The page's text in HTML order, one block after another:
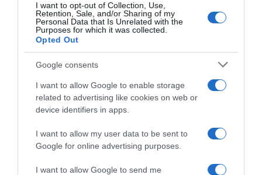
I want to opt-out of Collection, Use,
Retention, Sale, and/or Sharing of my
Personal Data that Is Unrelated with the
Purposes for which it was collected.
Opted Out
Google consents
I want to allow Google to enable storage
related to advertising like cookies on web or
device identifiers in apps.
I want to allow my user data to be sent to
Google for online advertising purposes.
I want to allow Google to send me
LIFESTYLE
Ο Κωνσταντίνος Βασάλος αποκάλυψε πότε
ήρθε τελευταία φορά σε ερωτική επαφή και
αν θα επέστρεφε σε πρώην του (vid)
''Θα γυρνούσα σε πρώην μου αν άξιζε...''